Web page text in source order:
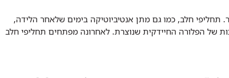
תחליפי חלב, כמו גם מתן אנטיביוטיקה בימים שלאחר הלידה,
של הפלורה החיידקית שנוצרת. לאחרונה מפתחים תחליפי חלב